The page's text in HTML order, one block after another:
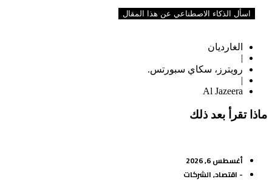
اسأل الذكاء الاصطناعي عن هذا المقال
الغارديان
|
رويترز، سكاي سبورتس.
|
Al Jazeera
ماذا تقرأ بعد ذلك
أغسطس 6, 2026
- اقتصاد,الشركات